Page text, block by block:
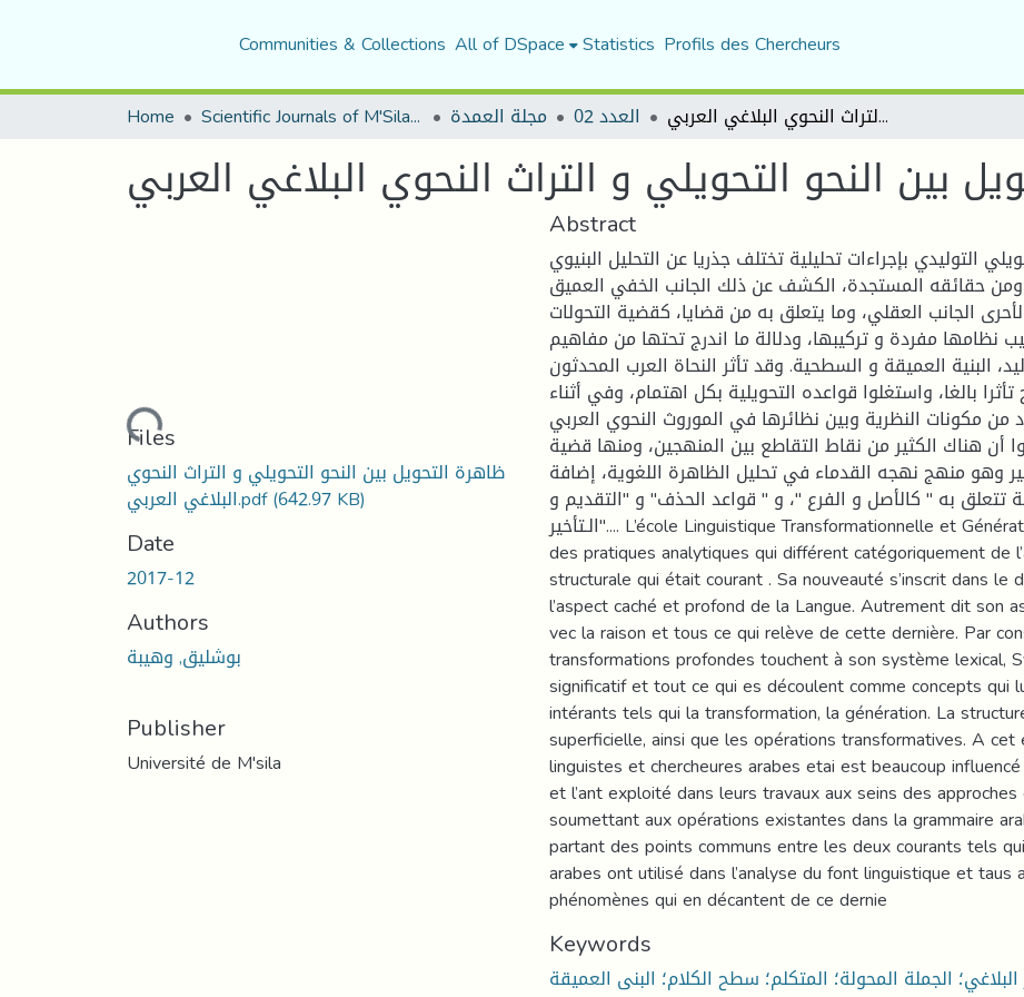
Communities & Collections All of DSpace Statistics Profils des Chercheurs
Home Scientific Journals of M'Sila University مجلة العمدة العدد 02 ظاهرة التحويل بين النحو التحويلي و التراث النحوي البلاغي العربي
بين النحو التحويلي و التراث النحوي البلاغي العربي
Loading...
Files
ظاهرة التحويل بين النحو التحويلي و التراث النحوي
البلاغي العربي.pdf(642.97 KB)
Date
2017-12
Authors
بوشليق, وهيبة
Publisher
Université de M'sila
Abstract
التوليدي بإجراءات تحليلية تختلف جذريا عن التحليل البنيوي
ومن حقائقه المستجدة، الكشف عن ذلك الجانب الخفي العميق
الجانب العقلي، وما يتعلق به من قضايا، كقضية التحولات
نظامها مفردة و تركيبها، ودلالة ما اندرج تحتها من مفاهيم
البنية العميقة و السطحية. وقد تأثر النحاة العرب المحدثون
بالغا، واستغلوا قواعده التحويلية بكل اهتمام، وفي أثناء
من مكونات النظرية وبين نظائرها في الموروث النحوي العربي
أن هناك الكثير من نقاط التقاطع بين المنهجين، ومنها قضية
وهو منهج نهجه القدماء في تحليل الظاهرة اللغوية، إضافة
تتعلق به " كالأصل و الفرع "، و " قواعد الحذف" و "التقديم و
الـتأخير".... L’école Linguistique Transformationnelle et Générative a apté pour
des pratiques analytiques qui différent catégoriquement de
structurale qui était courant . Sa nouveauté s’inscrit dans le
l’aspect caché et profond de la Langue. Autrement dit son
vec la raison et tous ce qui relève de cette dernière. Par
transformations profondes touchent à son système lexical,
significatif et tout ce qui es découlent comme concepts qui
intérants tels qui la transformation, la génération. La
superficielle, ainsi que les opérations transformatives. A
linguistes et chercheures arabes etai est beaucoup
et l’ant exploité dans leurs travaux aux seins des
soumettant aux opérations existantes dans la grammaire
partant des points communs entre les deux courants tels
arabes ont utilisé dans l’analyse du font linguistique et taus
phénomènes qui en décantent de ce dernie
Keywords